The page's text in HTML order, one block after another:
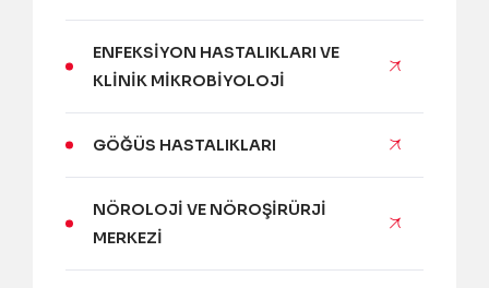
ENFEKSIYON HASTALIKLARI VE
KLINIK MIKROBIYOLOJI
GÖĞÜS HASTALIKLARI
NÖROLOJI VE NÖROŞIRÜRJI
MERKEZI